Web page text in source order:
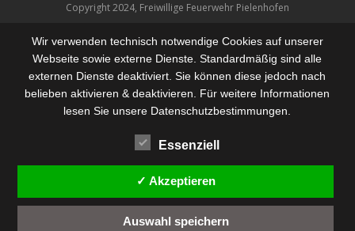
Copyright 2024, Freiwillige Feuerwehr Pielenhofen
Wir verwenden technisch notwendige Cookies auf unserer
Webseite sowie externe Dienste. Standardmäßig sind alle
externen Dienste deaktiviert. Sie können diese jedoch nach
belieben aktivieren & deaktivieren. Für weitere Informationen
lesen Sie unsere Datenschutzbestimmungen.
Essenziell
✓ Akzeptieren
Auswahl speichern